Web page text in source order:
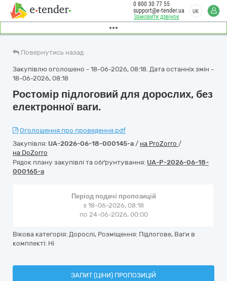
Замовити дзвінок
0 800 30 77 55
support@e-tender.ua
UK
Повернутись назад
Закупівлю оголошено - 18-06-2026, 08:18. Дата останніх змін -
18-06-2026, 08:18
Ростомір підлоговий для дорослих, без
електронної ваги.
Оголошення про проведення.pdf
Закупівля: UA-2026-06-18-000145-a / на ProZorro /
на DoZorro
Рядок плану закупівлі та обґрунтування: UA-P-2026-06-18-
000165-a
Період подачі пропозицій
з 18-06-2026, 08:18
по 24-06-2026, 00:00
Вікова категорія: Дорослі, Розміщення: Підлогове, Ваги в
комплекті: Ні
ЗАПИТ (ЦІНИ) ПРОПОЗИЦІЙ